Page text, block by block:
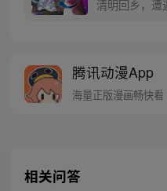
清明回乡，遭
密，张楚岚的
同踏上“异人”
腾讯动漫App
海量正版漫画畅快看
相关问答